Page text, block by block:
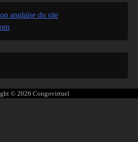
anglaise du site
© 2026 Congovirtuel